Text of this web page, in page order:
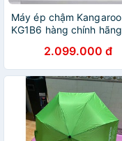
Máy ép chậm Kangaroo
KG1B6 hàng chính
2.099.000 đ